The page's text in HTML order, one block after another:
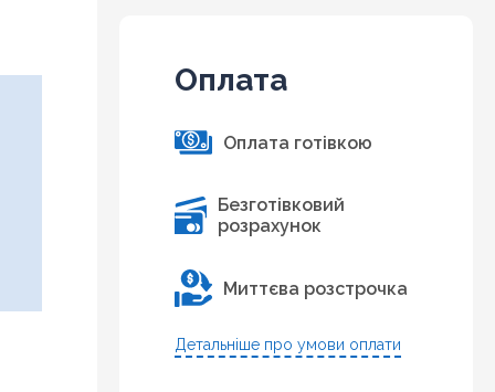
Оплата
Оплата готівкою
Безготівковий
розрахунок
Миттєва розстрочка
Детальніше про умови оплати